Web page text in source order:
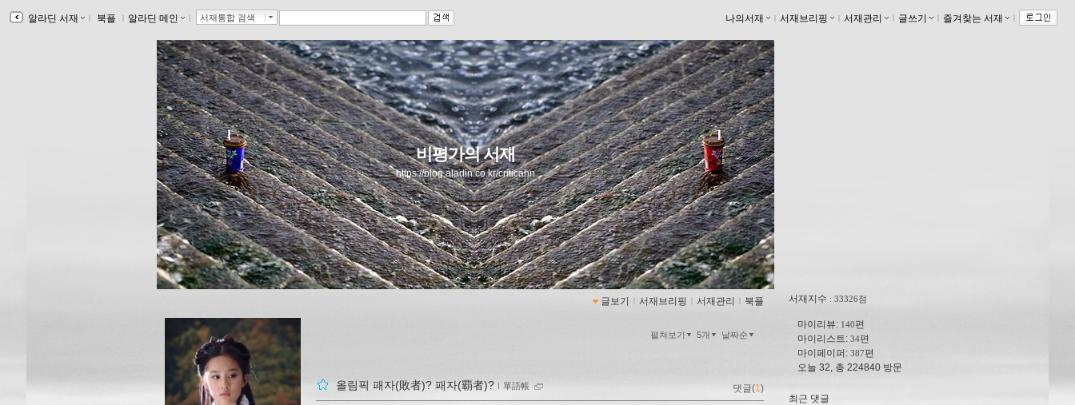
알라딘 서재 ｌ 북플 ｌ 알라딘 메인 ｌ 서재통합 검색 나의서재 ｌ 서재브리핑 ｌ 서재관리 ｌ 글쓰기 ｌ 즐겨찾는 서재 ｌ
비평가의 서재
https://blog.aladin.co.kr/criticahn
글보기 ｌ 서재브리핑 서재관리 북플
펼쳐보기 5개 날짜순
올림픽 패자(敗者)? 패자(覇者)? ｌ 單語帳 댓글(1)
서재지수 : 33326점
마이리뷰: 140편
마이리스트: 34편
마이페이퍼: 387편
오늘 32, 총 224840 방문
최근 댓글